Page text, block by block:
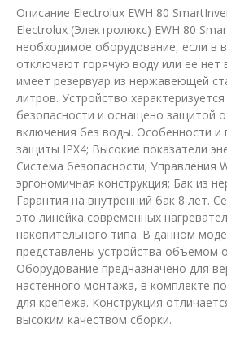
Описание Electrolux EWH 80
Electrolux (Электролюкс) EWH 80
необходимое оборудование, если в
отключают горячую воду или ее нет
имеет резервуар из нержавеющей
литров. Устройство
безопасности и оснащено защитой
включения без воды. Особенности и
защиты IPX4; Высокие показатели
Система безопасности; Управления
эргономичная конструкция; Бак из
Гарантия на внутренний бак 8 лет.
это линейка современных
накопительного типа. В данном
представлены устройства объемом
Оборудование предназначено для
настенного монтажа, в комплекте
для крепежа. Конструкция
высоким качеством сборки.